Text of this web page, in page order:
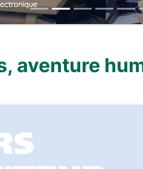
aventure